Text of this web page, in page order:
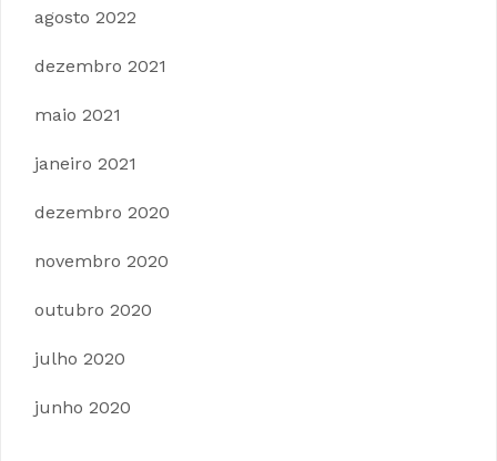
agosto 2022
dezembro 2021
maio 2021
janeiro 2021
dezembro 2020
novembro 2020
outubro 2020
julho 2020
junho 2020